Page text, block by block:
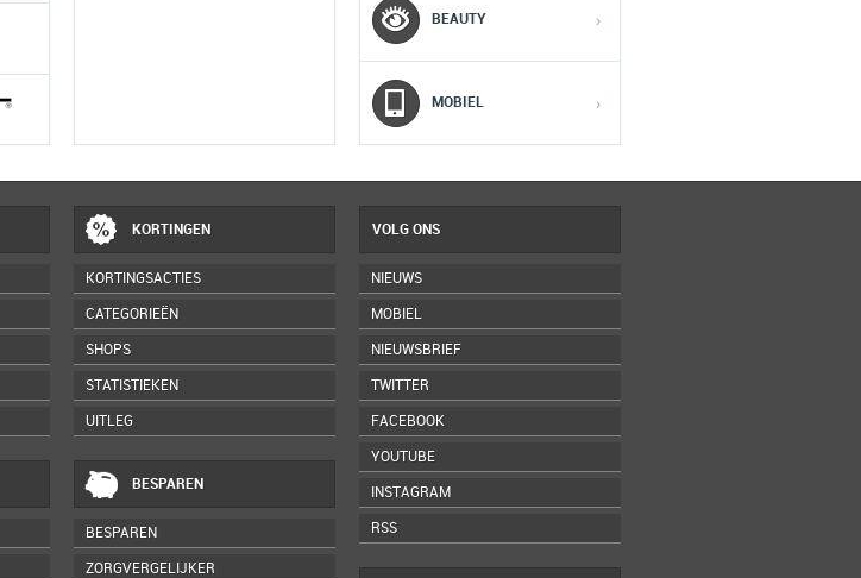
BEAUTY ›
MOBIEL ›
KORTINGEN
KORTINGSACTIES
CATEGORIEËN
SHOPS
STATISTIEKEN
UITLEG
BESPAREN
BESPAREN
ZORGVERGELIJKER
VOLG ONS
NIEUWS
MOBIEL
NIEUWSBRIEF
TWITTER
FACEBOOK
YOUTUBE
INSTAGRAM
RSS